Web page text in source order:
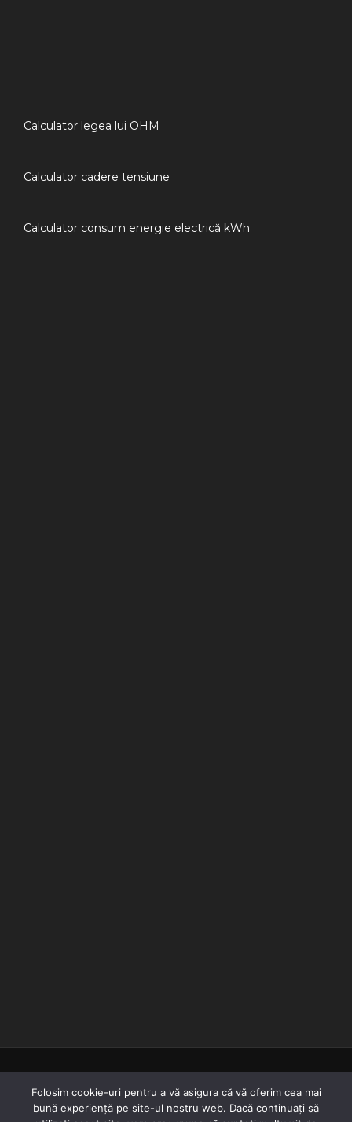
Calculator legea lui OHM
Calculator cadere tensiune
Calculator consum energie electrică kWh
© 2018-2022
Folosim cookie-uri pentru a vă asigura că vă oferim cea mai
bună experiență pe site-ul nostru web. Dacă continuați să